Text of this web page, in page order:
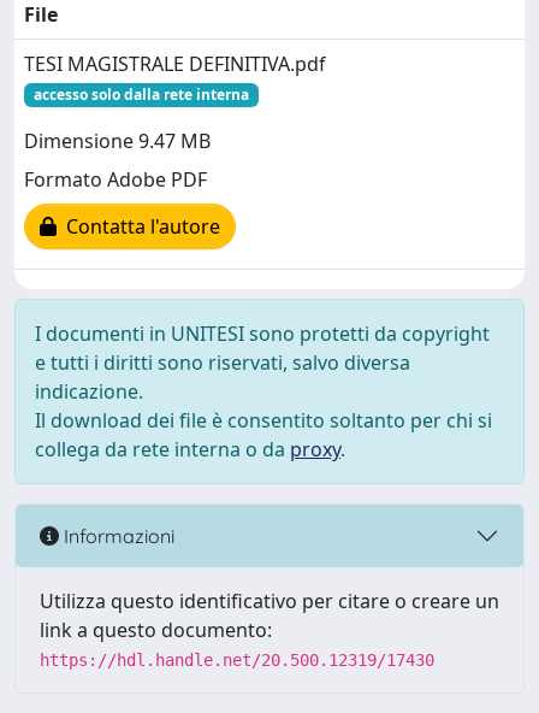
File
TESI MAGISTRALE DEFINITIVA.pdf
accesso solo dalla rete interna
Dimensione 9.47 MB
Formato Adobe PDF
Contatta l'autore
I documenti in UNITESI sono protetti da copyright
e tutti i diritti sono riservati, salvo diversa
indicazione.
Il download dei file è consentito soltanto per chi si
collega da rete interna o da proxy.
Informazioni
Utilizza questo identificativo per citare o creare un
link a questo documento:
https://hdl.handle.net/20.500.12319/17430